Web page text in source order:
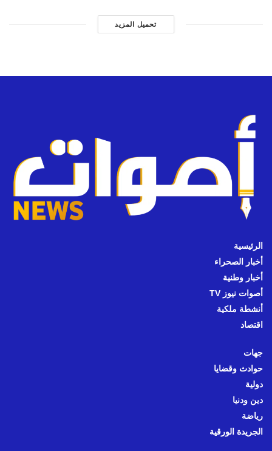
تحميل المزيد
الرئيسية
أخبار الصحراء
أخبار وطنية
أصوات نيوز TV
أنشطة ملكية
اقتصاد
جهات
حوادث وقضايا
دولية
دين ودنيا
رياضة
الجريدة الورقية